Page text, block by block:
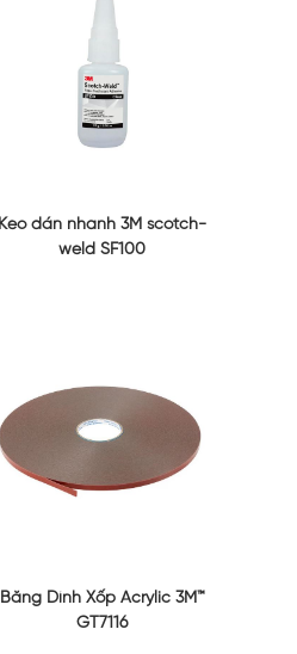
Keo dán nhanh 3M scotch-
weld SF100
Băng Dính Xốp Acrylic 3M™
GT7116